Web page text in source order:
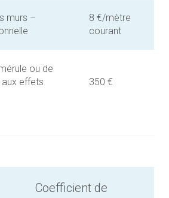
murs –
8 €/mètre
courant
ou de
effets
350 €
Coefficient de